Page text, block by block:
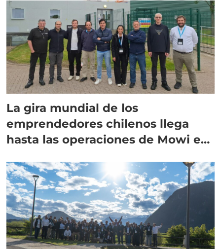
La gira mundial de los
emprendedores chilenos llega
hasta las operaciones de Mowi en